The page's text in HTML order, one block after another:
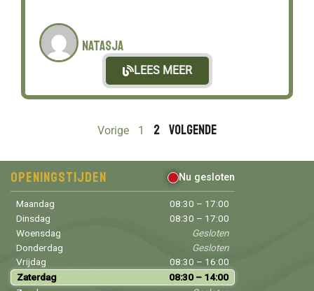
Natasja
LEES MEER
Vorige 1 2 Volgende
Openingstijden Nu gesloten
Maandag
08:30 – 17:00
Dinsdag
08:30 – 17:00
Woensdag
Gesloten
Donderdag
Gesloten
Vrijdag
08:30 – 16:00
Zaterdag
08:30 – 14:00